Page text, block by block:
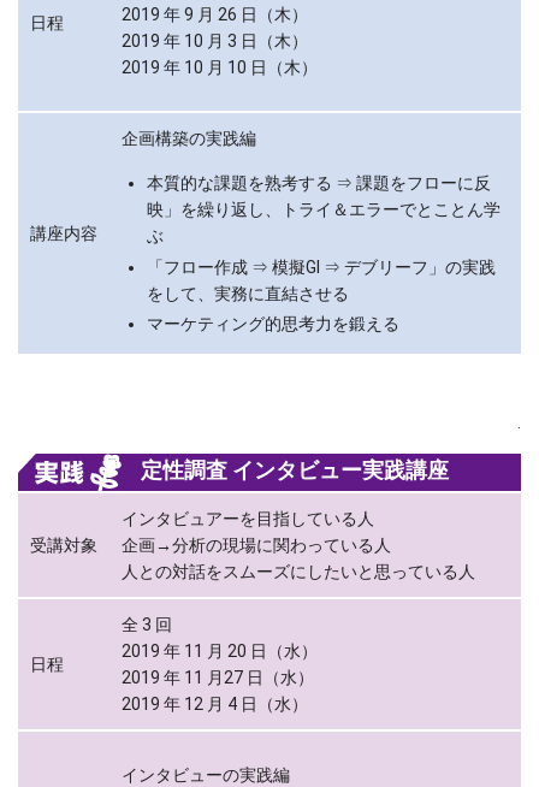
日程
2019 年 9 月 26 日（木）
2019 年 10 月 3 日（木）
2019 年 10 月 10 日（木）
講座内容
企画構築の実践編
本質的な課題を熟考する ⇒ 課題をフローに反
映」を繰り返し、トライ＆エラーでとことん学
ぶ
「フロー作成 ⇒ 模擬GI ⇒ デブリーフ」の実践
をして、実務に直結させる
マーケティング的思考力を鍛える
定性調査 インタビュー実践講座
受講対象
インタビュアーを目指している人
企画→分析の現場に関わっている人
人との対話をスムーズにしたいと思っている人
日程
全 3 回
2019 年 11 月 20 日（水）
2019 年 11 月27 日（水）
2019 年 12 月 4 日（水）
インタビューの実践編